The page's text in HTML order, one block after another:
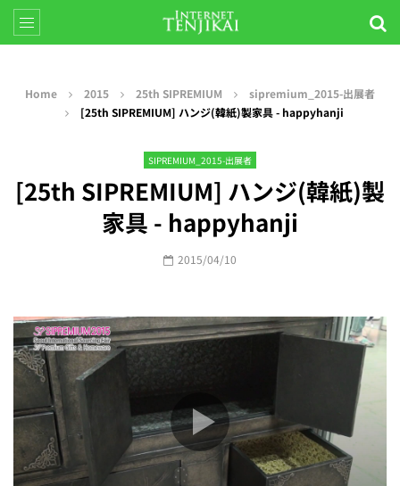
Home 2015 25th SIPREMIUM
sipremium_2015-出展者
[25th SIPREMIUM] ハンジ(韓紙)製家具 - happyhanji
SIPREMIUM_2015-出展者
[25th SIPREMIUM] ハンジ(韓紙)製
家具 - happyhanji
2015/04/10